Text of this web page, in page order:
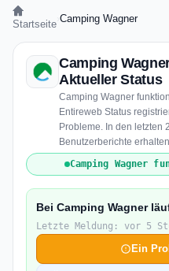
Startseite Camping Wagner
Camping
Aktueller Status
Camping Wagner
Entireweb Status
Probleme. In den letzten
Benutzerberichte
Camping Wagner
Bei Camping Wagner
Letzte Meldung: vor 5
Ein